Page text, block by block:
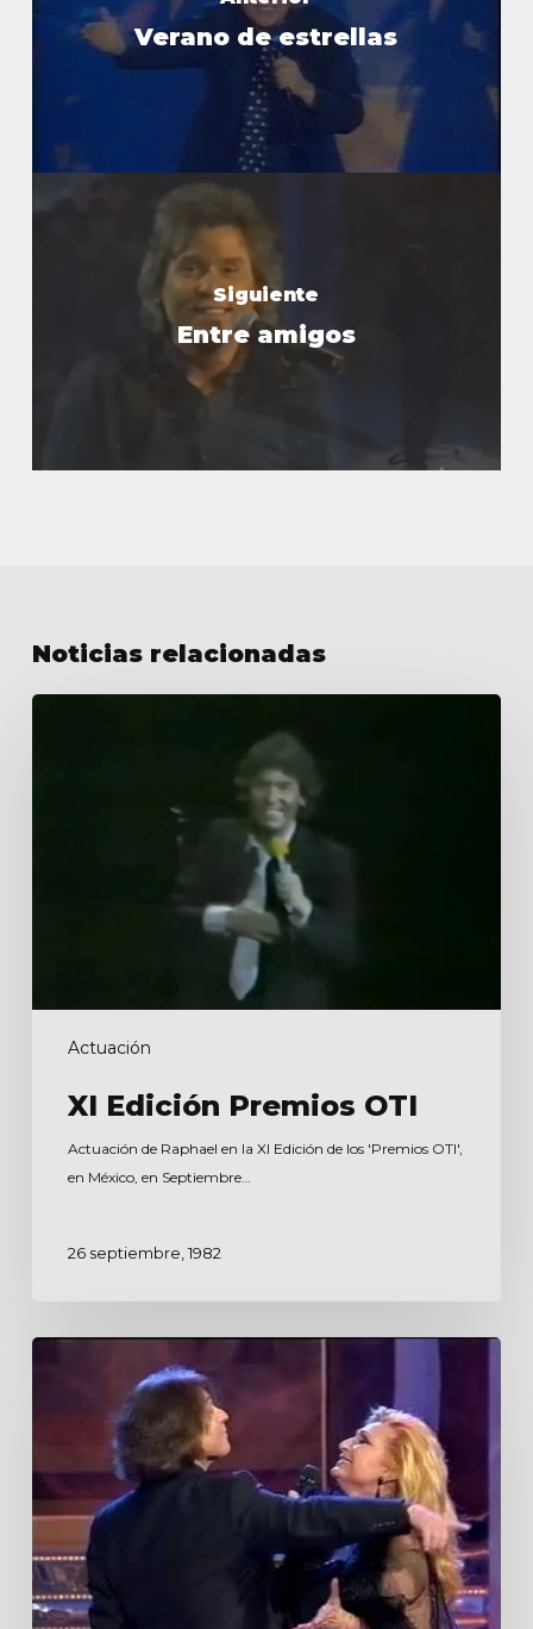
Verano de estrellas
Siguiente
Entre amigos
Noticias relacionadas
Actuación
XI
XI Edición Premios OTI
Actuación de Raphael en la XI Edición de los 'Premios OTI',
en México, en Septiembre…
26 septiembre, 1982
Geniales